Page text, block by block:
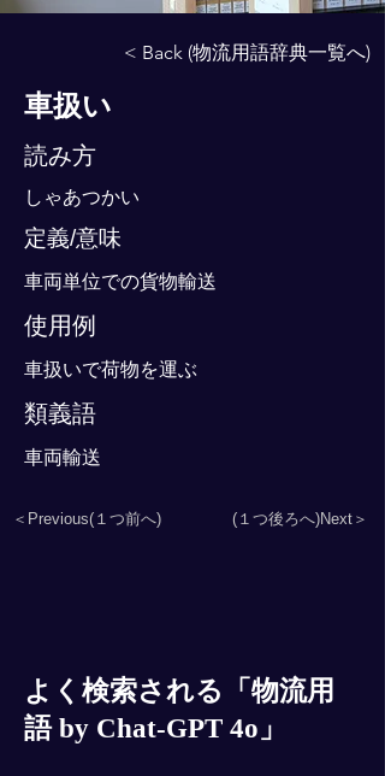
< Back (物流用語辞典一覧へ)
車扱い
読み方
しゃあつかい
定義/意味
車両単位での貨物輸送
使用例
車扱いで荷物を運ぶ
類義語
車両輸送
＜Previous(１つ前へ) (１つ後ろへ)Next＞
よく検索される「物流用
語 by Chat-GPT 4o」